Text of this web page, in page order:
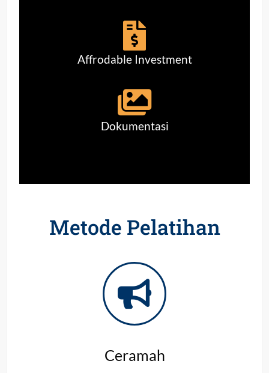
Affrodable Investment
Dokumentasi
Metode Pelatihan
Ceramah